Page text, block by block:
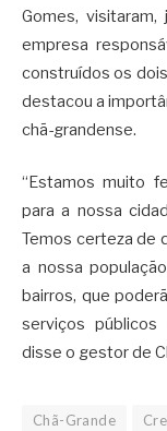
Gomes,
empresa
construídos os
destacou a
chã-grandense.
“Estamos muito
para a nossa
Temos certeza de
a nossa
bairros, que
serviços
disse o gestor de
Chã-Grande